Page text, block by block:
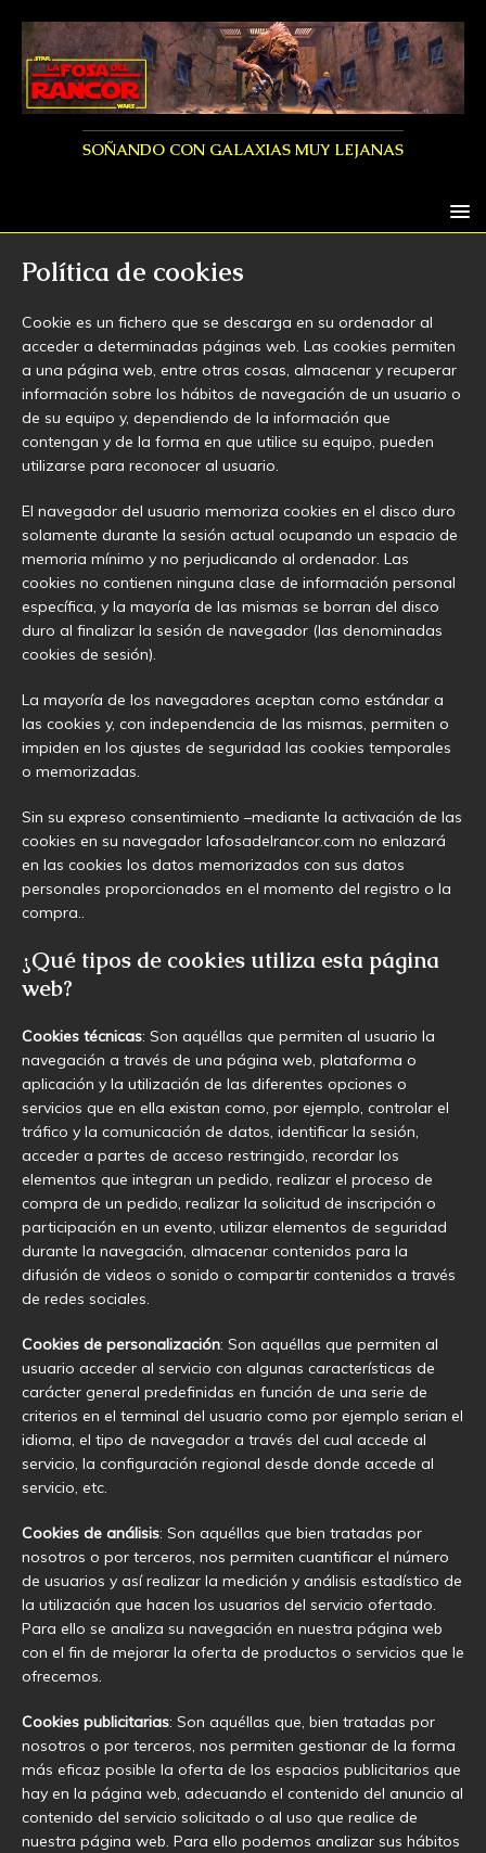
SOÑANDO CON GALAXIAS MUY LEJANAS
Política de cookies
Cookie es un fichero que se descarga en su ordenador al
acceder a determinadas páginas web. Las cookies permiten
a una página web, entre otras cosas, almacenar y recuperar
información sobre los hábitos de navegación de un usuario o
de su equipo y, dependiendo de la información que
contengan y de la forma en que utilice su equipo, pueden
utilizarse para reconocer al usuario.
El navegador del usuario memoriza cookies en el disco duro
solamente durante la sesión actual ocupando un espacio de
memoria mínimo y no perjudicando al ordenador. Las
cookies no contienen ninguna clase de información personal
específica, y la mayoría de las mismas se borran del disco
duro al finalizar la sesión de navegador (las denominadas
cookies de sesión).
La mayoría de los navegadores aceptan como estándar a
las cookies y, con independencia de las mismas, permiten o
impiden en los ajustes de seguridad las cookies temporales
o memorizadas.
Sin su expreso consentimiento –mediante la activación de las
cookies en su navegador lafosadelrancor.com no enlazará
en las cookies los datos memorizados con sus datos
personales proporcionados en el momento del registro o la
compra..
¿Qué tipos de cookies utiliza esta página
web?
Cookies técnicas: Son aquéllas que permiten al usuario la
navegación a través de una página web, plataforma o
aplicación y la utilización de las diferentes opciones o
servicios que en ella existan como, por ejemplo, controlar el
tráfico y la comunicación de datos, identificar la sesión,
acceder a partes de acceso restringido, recordar los
elementos que integran un pedido, realizar el proceso de
compra de un pedido, realizar la solicitud de inscripción o
participación en un evento, utilizar elementos de seguridad
durante la navegación, almacenar contenidos para la
difusión de videos o sonido o compartir contenidos a través
de redes sociales.
Cookies de personalización: Son aquéllas que permiten al
usuario acceder al servicio con algunas características de
carácter general predefinidas en función de una serie de
criterios en el terminal del usuario como por ejemplo serian el
idioma, el tipo de navegador a través del cual accede al
servicio, la configuración regional desde donde accede al
servicio, etc.
Cookies de análisis: Son aquéllas que bien tratadas por
nosotros o por terceros, nos permiten cuantificar el número
de usuarios y así realizar la medición y análisis estadístico de
la utilización que hacen los usuarios del servicio ofertado.
Para ello se analiza su navegación en nuestra página web
con el fin de mejorar la oferta de productos o servicios que le
ofrecemos.
Cookies publicitarias: Son aquéllas que, bien tratadas por
nosotros o por terceros, nos permiten gestionar de la forma
más eficaz posible la oferta de los espacios publicitarios que
hay en la página web, adecuando el contenido del anuncio al
contenido del servicio solicitado o al uso que realice de
nuestra página web. Para ello podemos analizar sus hábitos